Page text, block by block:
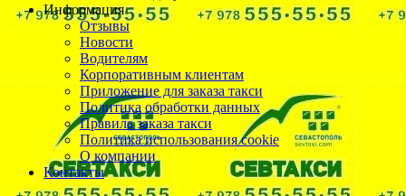
Информация
Отзывы
Новости
Водителям
Корпоративным клиентам
Приложение для заказа такси
Политика обработки данных
Правила заказа такси
Политика использования cookie
О компании
Контакты